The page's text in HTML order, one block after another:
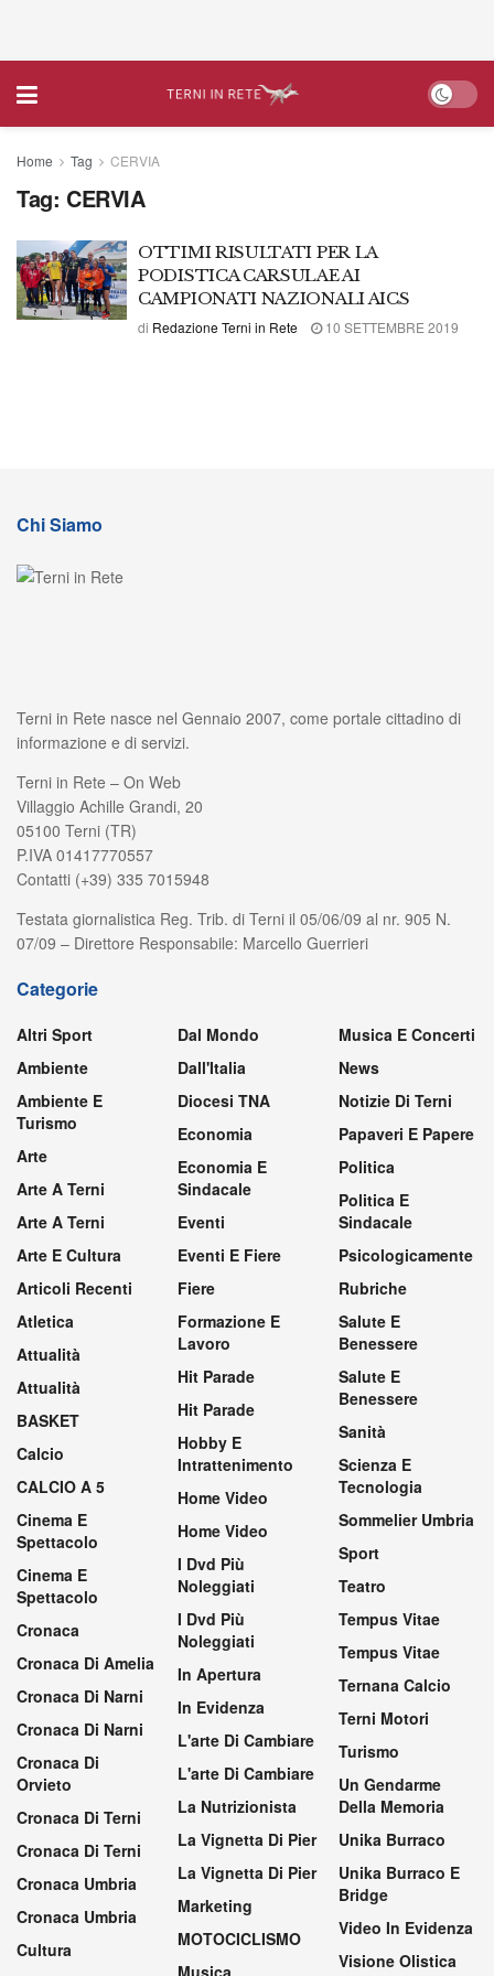
Home Tag CERVIA
Tag: CERVIA
OTTIMI RISULTATI PER LA
PODISTICA CARSULAE AI
CAMPIONATI NAZIONALI AICS
di Redazione Terni in Rete 10 SETTEMBRE 2019
Chi Siamo
Terni in Rete nasce nel Gennaio 2007, come portale cittadino di
informazione e di servizi.
Terni in Rete – On Web
Villaggio Achille Grandi, 20
05100 Terni (TR)
P.IVA 01417770557
Contatti (+39) 335 7015948
Testata giornalistica Reg. Trib. di Terni il 05/06/09 al nr. 905 N.
07/09 – Direttore Responsabile: Marcello Guerrieri
Categorie
Altri Sport
Ambiente
Ambiente E
Turismo
Arte
Arte A Terni
Arte A Terni
Arte E Cultura
Articoli Recenti
Atletica
Attualità
Attualità
BASKET
Calcio
CALCIO A 5
Cinema E
Spettacolo
Cinema E
Spettacolo
Cronaca
Cronaca Di Amelia
Cronaca Di Narni
Cronaca Di Narni
Cronaca Di
Orvieto
Cronaca Di Terni
Cronaca Di Terni
Cronaca Umbria
Cronaca Umbria
Cultura
Dal Mondo
Dall'Italia
Diocesi TNA
Economia
Economia E
Sindacale
Eventi
Eventi E Fiere
Fiere
Formazione E
Lavoro
Hit Parade
Hit Parade
Hobby E
Intrattenimento
Home Video
Home Video
I Dvd Più
Noleggiati
I Dvd Più
Noleggiati
In Apertura
In Evidenza
L'arte Di Cambiare
L'arte Di Cambiare
La Nutrizionista
La Vignetta Di Pier
La Vignetta Di Pier
Marketing
MOTOCICLISMO
Musica
Musica E Concerti
News
Notizie Di Terni
Papaveri E Papere
Politica
Politica E
Sindacale
Psicologicamente
Rubriche
Salute E
Benessere
Salute E
Benessere
Sanità
Scienza E
Tecnologia
Sommelier Umbria
Sport
Teatro
Tempus Vitae
Tempus Vitae
Ternana Calcio
Terni Motori
Turismo
Un Gendarme
Della Memoria
Unika Burraco
Unika Burraco E
Bridge
Video In Evidenza
Visione Olistica